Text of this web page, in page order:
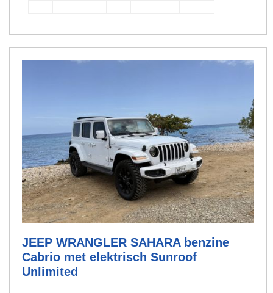
JEEP WRANGLER SAHARA benzine
Cabrio met elektrisch Sunroof
Unlimited